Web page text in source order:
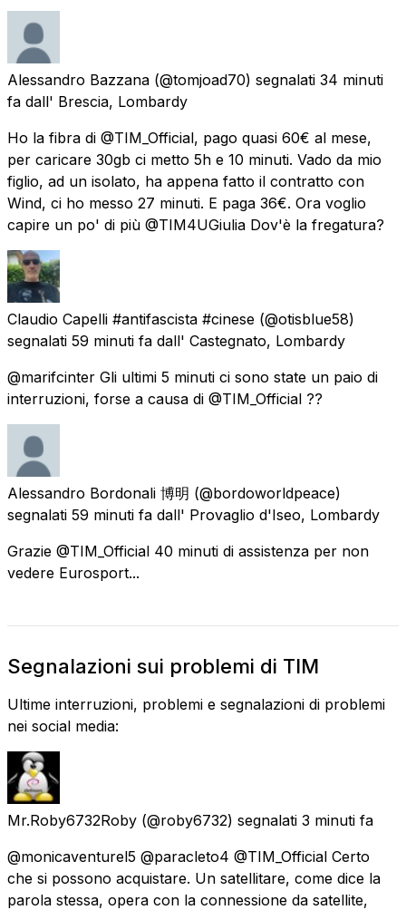
Alessandro Bazzana (@tomjoad70) segnalati 34 minuti
fa dall' Brescia, Lombardy
Ho la fibra di @TIM_Official, pago quasi 60€ al mese,
per caricare 30gb ci metto 5h e 10 minuti. Vado da mio
figlio, ad un isolato, ha appena fatto il contratto con
Wind, ci ho messo 27 minuti. E paga 36€. Ora voglio
capire un po' di più @TIM4UGiulia Dov'è la fregatura?
Claudio Capelli #antifascista #cinese (@otisblue58)
segnalati 59 minuti fa dall' Castegnato, Lombardy
@marifcinter Gli ultimi 5 minuti ci sono state un paio di
interruzioni, forse a causa di @TIM_Official ??
Alessandro Bordonali 博明 (@bordoworldpeace)
segnalati 59 minuti fa dall' Provaglio d'Iseo, Lombardy
Grazie @TIM_Official 40 minuti di assistenza per non
vedere Eurosport...
Segnalazioni sui problemi di TIM
Ultime interruzioni, problemi e segnalazioni di problemi
nei social media:
Mr.Roby6732Roby (@roby6732) segnalati 3 minuti fa
@monicaventurel5 @paracleto4 @TIM_Official Certo
che si possono acquistare. Un satellitare, come dice la
parola stessa, opera con la connessione da satellite,